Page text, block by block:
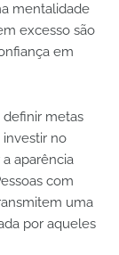
mentalidade
excesso são
em
definir metas
investir no
aparência
com
uma
por aqueles